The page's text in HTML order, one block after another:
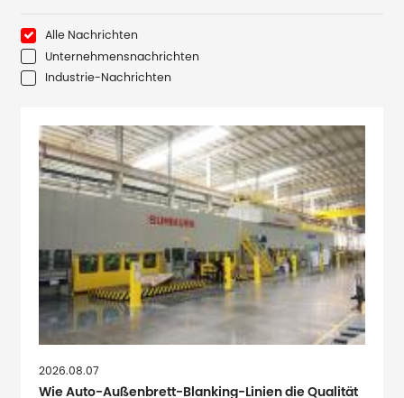
Alle Nachrichten
Unternehmensnachrichten
Industrie-Nachrichten
2026.08.07
Wie Auto-Außenbrett-Blanking-Linien die Qualität